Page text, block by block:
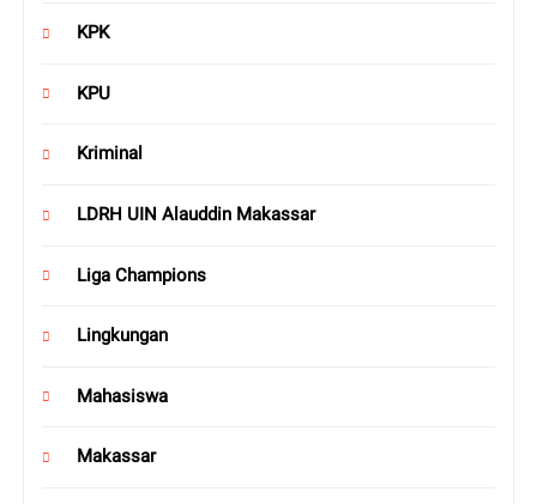
KPK
KPU
Kriminal
LDRH UIN Alauddin Makassar
Liga Champions
Lingkungan
Mahasiswa
Makassar